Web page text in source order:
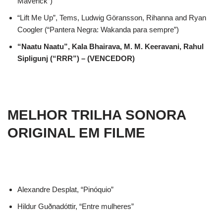
“Lift Me Up”, Tems, Ludwig Göransson, Rihanna and Ryan
Coogler (“Pantera Negra: Wakanda para sempre”)
“Naatu Naatu”, Kala Bhairava, M. M. Keeravani, Rahul
Sipligunj (“RRR”) – (VENCEDOR)
MELHOR TRILHA SONORA
ORIGINAL EM FILME
Alexandre Desplat, “Pinóquio”
Hildur Guðnadóttir, “Entre mulheres”